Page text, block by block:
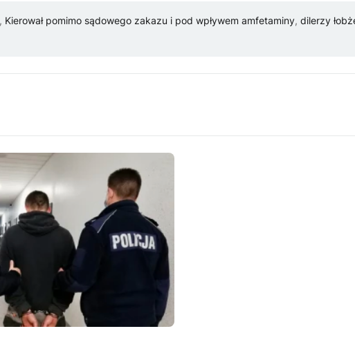
, Kierował pomimo sądowego zakazu i pod wpływem amfetaminy, dilerzy